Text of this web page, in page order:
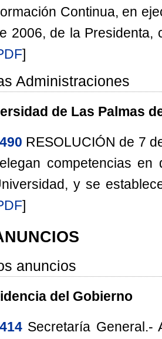
Continua, en
2006, de la Presidenta,
]
Administraciones
de Las Palmas
RESOLUCIÓN de 7
competencias en
y se
]
anuncios
del Gobierno
Secretaría